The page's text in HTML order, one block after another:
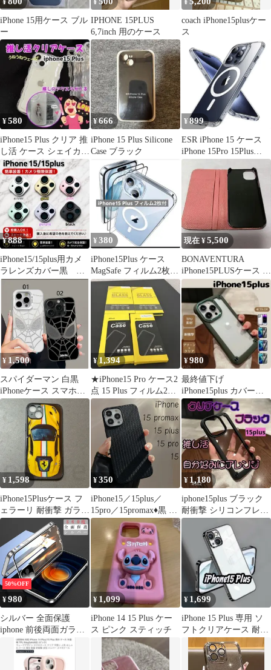
¥
iPhone 15用ケース ブル
ー
¥
IPHONE 15PLUS
6,7inch 用のケース
¥
coach iPhone15plusケー
ス
¥580
iPhone15 Plus クリア 推
し活 ケース シェイカー
韓国 うねうね
¥666
iPhone 15 Plus Silicone
Case ブラック
¥ 899
ESR iPhone 15 ケース
iPhone 15Pro 15Plus
ー Air Armor磁気ケース
HaloLock付き MagSafe
と互換性があり、透明
軍用グレードの保護 衝
撃吸収コーナー クリア
TD527
¥888
iPhone15/15plus用カメ
ラレンズカバー黒 高
級感密着設計
¥ 380
iPhone15Plus ケース
MagSafe フィルム2枚付
新品 クリア
現在 ¥5,500
BONAVENTURA
iPhone15PLUSケース 手
帳型
¥ 1,500
スパイダーマン 白黒
iPhoneケース スマホカ
バー ユニセックス
¥ 1,394
★iPhone15 Pro ケース2
点 15 Plus フィルム2点
セット
¥980
最終値下げ
iPhone15plus カバーケ
ース グリーン iPhoneケ
ース
¥ 1,598
iPhone15Plusケース フ
ェラーリ 耐衝撃 ガラス
ケース 車 デザイン 強
化ガラス 背面カバー ス
マホケース アップル ス
ーパーカー イエロー
¥350
iPhone15／15plus／
15pro／15promax♦黒 ブ
ラック iPhoneケース
iPhoneカバー 編み込み
編み目 ニット風 スマホ
カバー 韓国 人気 アイ
フォンケース アイフォ
ンカバー スマホアクセ
サリー インスタ映え
¥ 1,180
iphone15plus ブラック
耐衝撃 シリコンフレー
ム クリアケース
50%OFF
¥980
シルバー 全面保護
iphone 前後両面ガラス
フルカバー ロック機能
軽量 360 全面保護マグ
ネットアルミ 合金 衝撃
¥ 1,099
iPhone 14 15 Plus ケー
ス ピンク スティッチ
¥ 1,699
iPhone 15 Plus 専用 ソ
フトクリアケース 耐衝
撃 おしゃれ